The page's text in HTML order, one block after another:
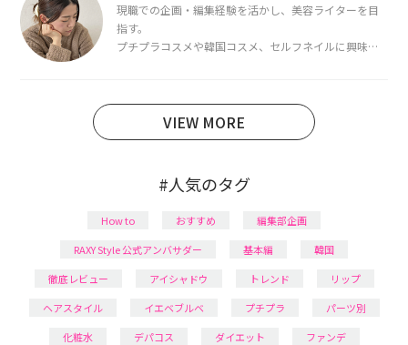
現職での企画・編集経験を活かし、美容ライターを目
指す。
プチプラコスメや韓国コスメ、セルフネイルに興味が
日本化粧品検定1級保有。
VIEW MORE
#人気のタグ
How to おすすめ
編集部企画
RAXY Style 公式アンバサダー
基本編
韓国
徹底レビュー
アイシャドウ トレンド
リップ
ヘアスタイル
イエベブルベ プチプラ
パーツ別
化粧水
デパコス ダイエット
ファンデ